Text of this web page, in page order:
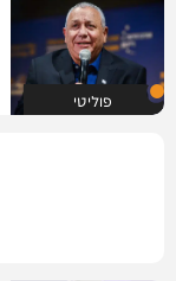
פוליטי